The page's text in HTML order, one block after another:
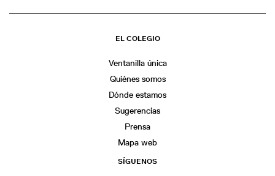
EL COLEGIO
Ventanilla única
Quiénes somos
Dónde estamos
Sugerencias
Prensa
Mapa web
SÍGUENOS